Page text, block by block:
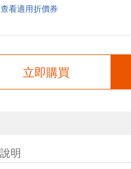
查看適用折價券
立即購買
明